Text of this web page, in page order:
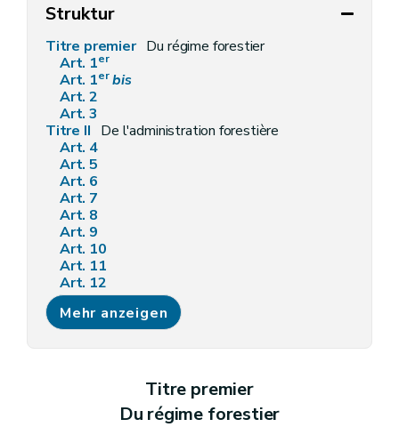
Struktur
Titre premier Du régime forestier
Art. 1er
Art. 1er bis
Art. 2
Art. 3
Titre II De l'administration forestière
Art. 4
Art. 5
Art. 6
Art. 7
Art. 8
Art. 9
Art. 10
Art. 11
Art. 12
Art. 13
Art. 14
Art. 15
Mehr anzeigen
Titre premier
Du régime forestier